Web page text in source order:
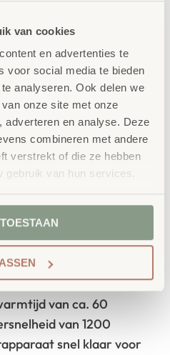
van cookies
en advertenties te
voor social media te bieden
analyseren. Ook delen we
onze site met onze
adverteren en analyse. Deze
combineren met andere
verstrekt of die ze hebben
van hun services.
maart 2024
Laminator Vision heeft
voor al uw
sjablonen en vellen in
van ca. 60
van 1200
snel klaar voor